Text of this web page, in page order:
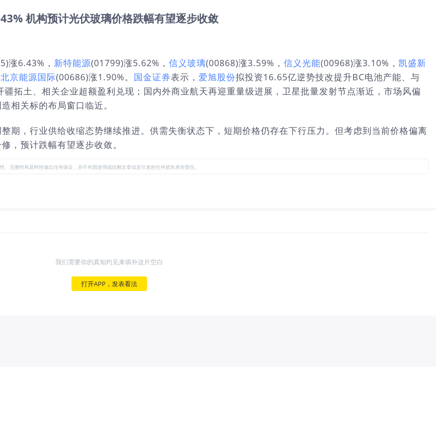
机构预计光伏玻璃价格跌幅有望逐步收敛
涨6.43%， 新特能源(01799)涨5.62%， 信义玻璃(00868)涨3.59%， 信义光能(00968)涨3.10%， 凯盛新
北京能源国际(00686)涨1.90%。 国金证券表示， 爱旭股份拟投资16.65亿逆势技改提升BC电池产能、与
拓土、相关企业超额盈利兑现；国内外商业航天再迎重量级进展，卫星批量发射节点渐近，市场风偏
相关标的布局窗口临近。
期，行业供给收缩态势继续推进。供需失衡状态下，短期价格仍存在下行压力。但考虑到当前价格偏离
，预计跌幅有望逐步收敛。
完整性和及时性做出任何保证，亦不对因使用或信赖文章信息引发的任何损失承担责任。
我们需要你的真知灼见来填补这片空白
打开APP，发表看法